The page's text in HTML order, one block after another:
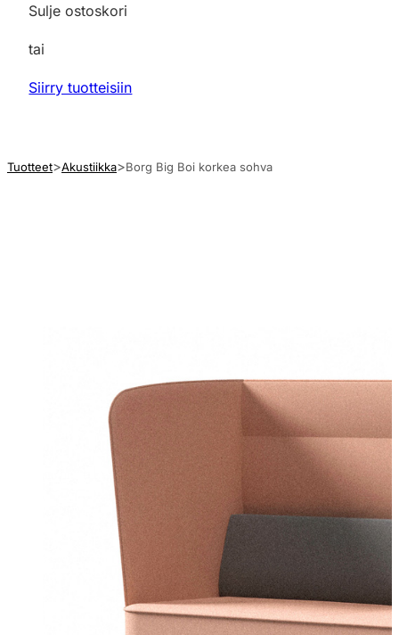
Sulje ostoskori
tai
Siirry tuotteisiin
Tuotteet Akustiikka Borg Big Boi korkea sohva